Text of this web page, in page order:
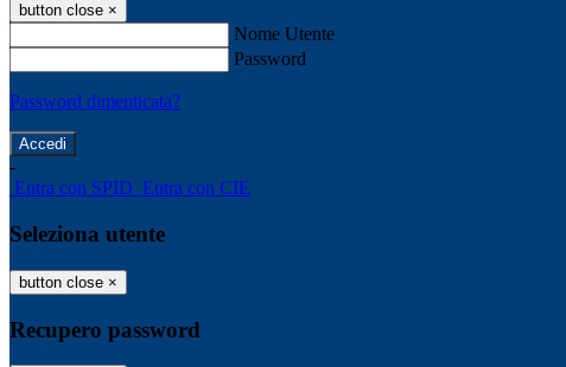
button close ×
Nome Utente
Password
Password dimenticata?
-
Entra con SPID Entra con CIE
Seleziona utente
button close ×
Recupero password